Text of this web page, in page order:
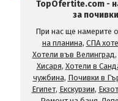
TopOfertite.com -
за
При нас ще намерите
на планина, СПА
Хотели във Велинград,
Хисаря, Хотели в
чужбина, Почивки в
Египет, Екскурзии,